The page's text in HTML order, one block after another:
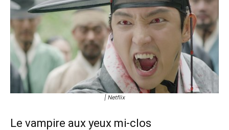
| Netflix
Le vampire aux yeux mi-clos